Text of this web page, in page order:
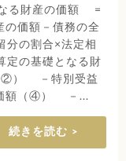
る財産の価額 =
の価額－債務の全
の割合×法定相
の基礎となる財
②） －特別受益
価額（④） －...
続きを読む